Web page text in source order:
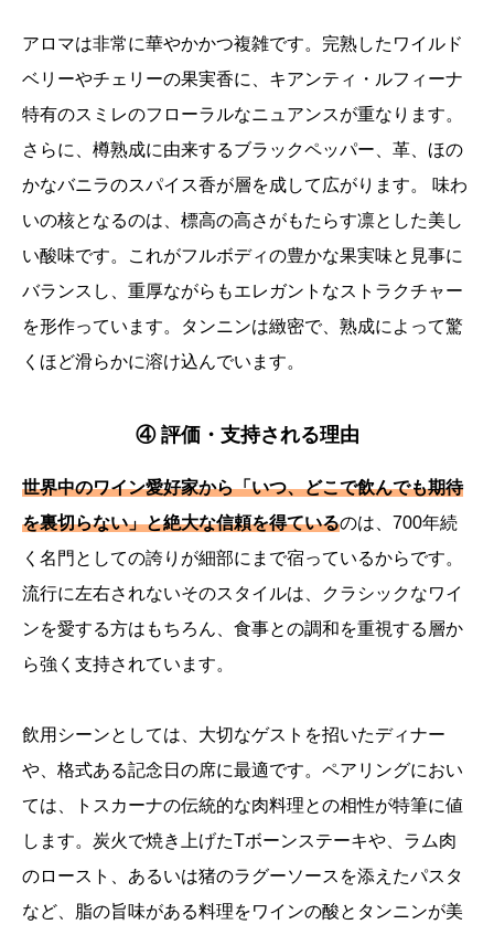
アロマは非常に華やかかつ複雑です。完熟したワイルド
ベリーやチェリーの果実香に、キアンティ・ルフィーナ
特有のスミレのフローラルなニュアンスが重なります。
さらに、樽熟成に由来するブラックペッパー、革、ほの
かなバニラのスパイス香が層を成して広がります。 味わ
いの核となるのは、標高の高さがもたらす凛とした美し
い酸味です。これがフルボディの豊かな果実味と見事に
バランスし、重厚ながらもエレガントなストラクチャー
を形作っています。タンニンは緻密で、熟成によって驚
くほど滑らかに溶け込んでいます。
④ 評価・支持される理由
世界中のワイン愛好家から「いつ、どこで飲んでも期待
を裏切らない」と絶大な信頼を得ているのは、700年続
く名門としての誇りが細部にまで宿っているからです。
流行に左右されないそのスタイルは、クラシックなワイ
ンを愛する方はもちろん、食事との調和を重視する層か
ら強く支持されています。
飲用シーンとしては、大切なゲストを招いたディナー
や、格式ある記念日の席に最適です。ペアリングにおい
ては、トスカーナの伝統的な肉料理との相性が特筆に値
します。炭火で焼き上げたTボーンステーキや、ラム肉
のロースト、あるいは猪のラグーソースを添えたパスタ
など、脂の旨味がある料理をワインの酸とタンニンが美